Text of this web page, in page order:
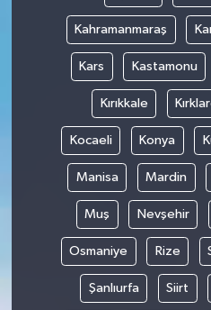
Kahramanmaraş
Kars Kastamonu
Kırıkkale
Kocaeli Konya
Manisa Mardin
Muş Nevşehir
Osmaniye Rize
Şanlıurfa Siirt